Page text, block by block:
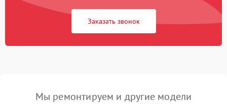
Заказать звонок
Мы ремонтируем и другие модели